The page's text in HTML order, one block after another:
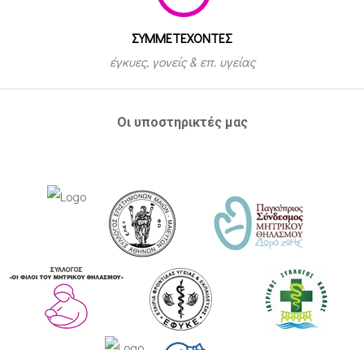
ΣΥΜΜΕΤEΧΟΝΤΕΣ
έγκυες, γονείς & επ. υγείας
Οι υποστηρικτές μας